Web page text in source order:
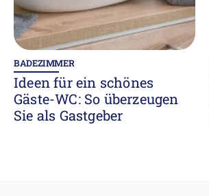
BADEZIMMER
Ideen für ein schönes
Gäste-WC: So überzeugen
Sie als Gastgeber